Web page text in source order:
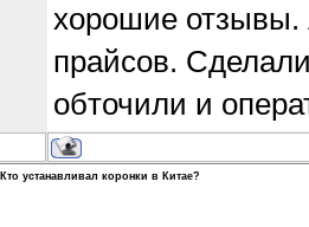
хорошие отзывы.
прайсов.
обточили и
Кто устанавливал коронки в Китае?